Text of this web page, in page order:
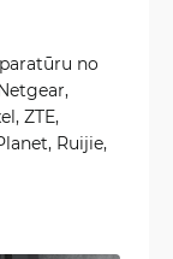
no
ZTE,
Ruijie,